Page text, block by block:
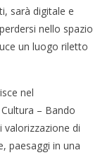
sarà digitale e
nello spazio
un luogo riletto
nel
– Bando
valorizzazione di
paesaggi in una